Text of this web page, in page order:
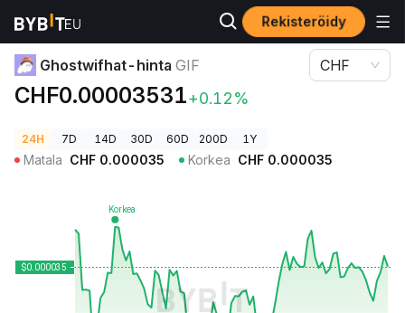
Rekisteröidy
Kryptohinnat
Ghostwifhat-hinta GIF
CHF0.00003531+0.12%
CHF
24H 7D 14D 30D 60D 200D 1Y
Matala CHF 0.000035 Korkea CHF 0.000035